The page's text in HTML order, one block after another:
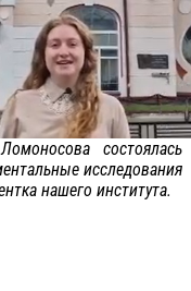
состоялась
исследования
нашего института.